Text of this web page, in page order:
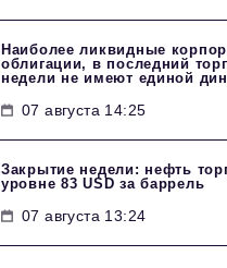
Наиболее ликвидные
облигации, в последний
недели не имеют единой
07 августа 14:25
Закрытие недели: нефть
уровне 83 USD за баррель
07 августа 13:24